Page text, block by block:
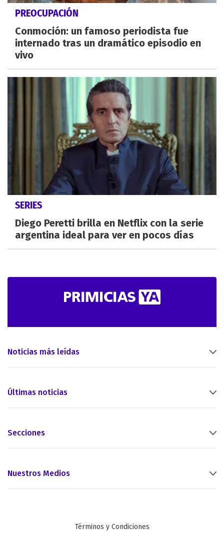
PREOCUPACIÓN
Conmoción: un famoso periodista fue
internado tras un dramático episodio en
vivo
SERIES
Diego Peretti brilla en Netflix con la serie
argentina ideal para ver en pocos días
Noticias más leídas
Últimas noticias
Secciones
Nuestros Medios
Términos y Condiciones